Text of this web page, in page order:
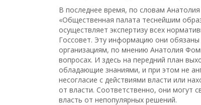
В последнее время, по словам
«Общественная палата теснейшим
осуществляет экспертизу всех
Госсовет. Эту информацию они
организациям, по мнению Анатолия
вопросах. И здесь на передний план
обладающие знаниями, и при этом не
несогласие с действиями власти или
от власти. Соответственно, они могут
власть от непопулярных решений.